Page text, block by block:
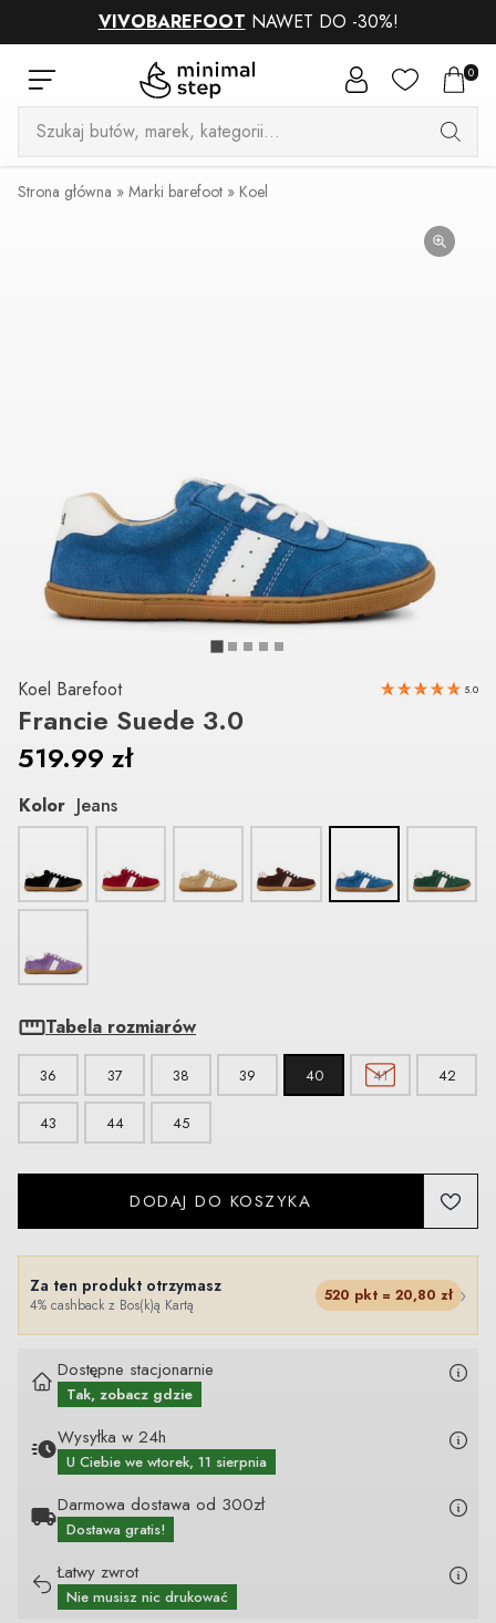
VIVOBAREFOOT NAWET DO -30%!
0
Wyszukiwarka
produktów
Strona główna » Marki barefoot » Koel
Koel Barefoot 5.0
Francie Suede 3.0
519.99 zł
Kolor Jeans
Tabela rozmiarów
36 37 38 39 40 41 42
43 44 45
DODAJ DO KOSZYKA
Za ten produkt otrzymasz
4% cashback z Bos(k)ą Kartą
520 pkt = 20,80 zł ›
Dostępne stacjonarnie
Tak, zobacz gdzie
Wysyłka w 24h
U Ciebie we wtorek, 11 sierpnia
Darmowa dostawa od 300zł
Dostawa gratis!
Łatwy zwrot
Nie musisz nic drukować